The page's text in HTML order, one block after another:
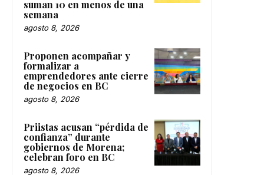
suman 10 en menos de una
semana
agosto 8, 2026
Proponen acompañar y
formalizar a
emprendedores ante cierre
de negocios en BC
agosto 8, 2026
Priistas acusan “pérdida de
confianza” durante
gobiernos de Morena;
celebran foro en BC
agosto 8, 2026